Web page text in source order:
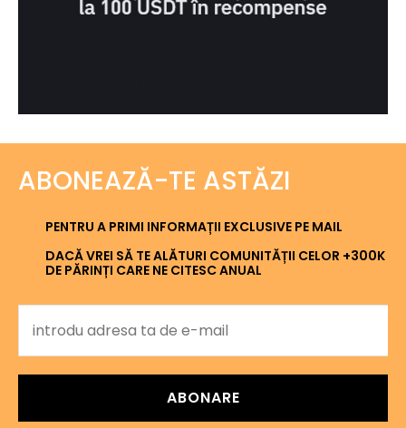
ABONEAZĂ-TE ASTĂZI
PENTRU A PRIMI INFORMAȚII EXCLUSIVE PE MAIL
DACĂ VREI SĂ TE ALĂTURI COMUNITĂȚII CELOR +300K
DE PĂRINȚI CARE NE CITESC ANUAL
ABONARE